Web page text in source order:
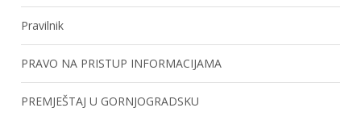
Pravilnik
PRAVO NA PRISTUP INFORMACIJAMA
PREMJEŠTAJ U GORNJOGRADSKU